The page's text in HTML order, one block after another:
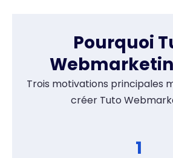
Pourquoi
Trois motivations principales
créer Tuto
1